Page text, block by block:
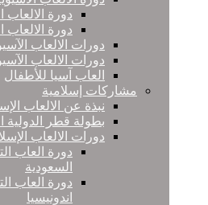
دورة الالعاب
دورة الالعاب
دورات الالعاب
دورات الالعاب
العاب آسيا للأطفال
مشاركات إسلامية
نبذة عن الالعاب
بطولة قطر الدولية
دورات الالعاب
دورة العاب
السعودية
دورة العاب
اندونيسيا